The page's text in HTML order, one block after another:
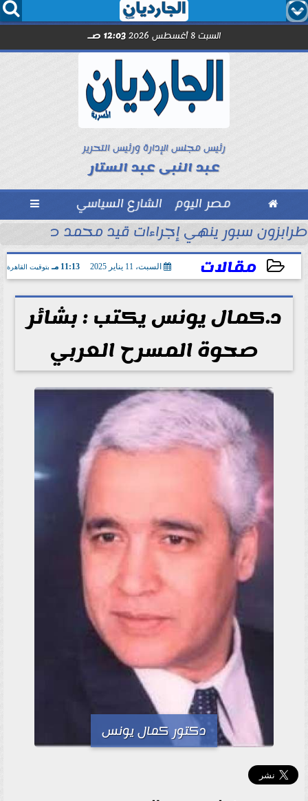
  
السبت 8 أغسطس 2026 12:03 صـ
رئيس مجلس الإدارة ورئيس التحرير
عبد النبى عبد الستار
 مصر اليوم الشارع السياسي 
طرابزون سبور ينهي إجراءات قيد محمد صلاح
مقالات السبت، 11 يناير 2025 11:13 مـ بتوقيت القاهرة
2025-01-11 23:13:07
د.كمال يونس يكتب : بشائر
صحوة المسرح العربي
دكتور كمال يونس